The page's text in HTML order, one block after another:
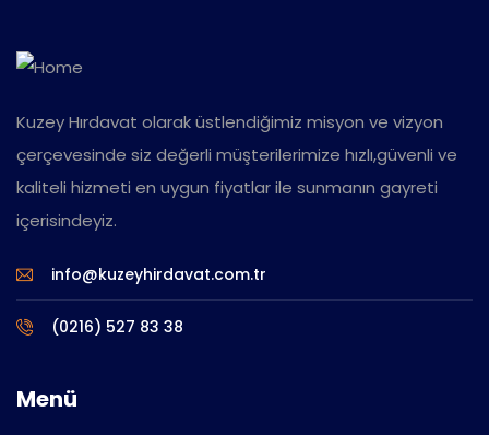
Kuzey Hırdavat olarak üstlendiğimiz misyon ve vizyon
çerçevesinde siz değerli müşterilerimize hızlı,güvenli ve
kaliteli hizmeti en uygun fiyatlar ile sunmanın gayreti
içerisindeyiz.
info@kuzeyhirdavat.com.tr
(0216) 527 83 38
Menü